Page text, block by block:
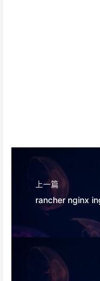
上一篇
rancher nginx